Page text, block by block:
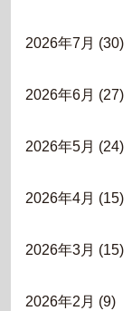
2026年7月 (30)
2026年6月 (27)
2026年5月 (24)
2026年4月 (15)
2026年3月 (15)
2026年2月 (9)